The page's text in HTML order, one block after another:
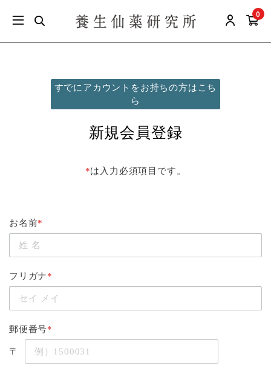
0
すでにアカウントをお持ちの方はこち
ら
新規会員登録
*は入力必須項目です。
お名前*
フリガナ*
郵便番号*
〒